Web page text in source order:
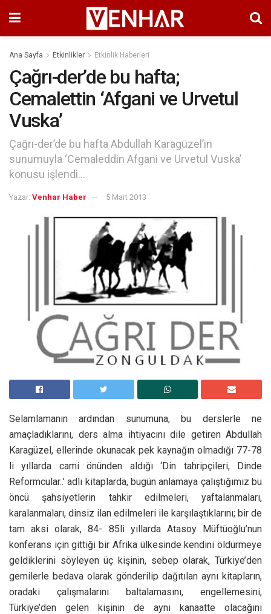
Ana Sayfa Etkinlikler Etkinlik Haberleri
Çağrı-der’de bu hafta;
Cemalettin ‘Afgani ve Urvetul
Vuska’
Çağrı-der’de bu hafta Abdullah Karagüzel’in
sunumuyla ‘Cemaleddin Afgani ve Urvetul Vuska’
konusu işlendi…
Yazar: Venhar Haber 5 Mart 2013
Selamlamanın ardından sunumuna, bu derslerle ne
amaçladıklarını, ders alma ihtiyacını dile getiren Abdullah
Karagüzel, ellerinde okunacak pek kaynağın olmadığı 77-78
li yıllarda cami önünden aldığı ‘Din tahripçileri, Dinde
Reformcular..’ adlı kitaplarda, bugün anlamaya çalıştığımız bu
öncü şahsiyetlerin tahkir edilmeleri, yaftalanmaları,
karalanmaları, dinsiz ilan edilmeleri ile karşılaştıklarını; bir de
tam aksi olarak, 84- 85li yıllarda Atasoy Müftüoğlu’nun
konferans için gittiği bir Afrika ülkesinde kendini öldürmeye
geldiklerini söyleyen üç kişinin, sebep olarak, Türkiye’den
gemilerle bedava olarak gönderilip dağıtılan aynı kitapların,
oradaki çalışmalarını baltalamasını, engellemesini,
Türkiye’den gelen kişinin de aynı kanaatte olacağını